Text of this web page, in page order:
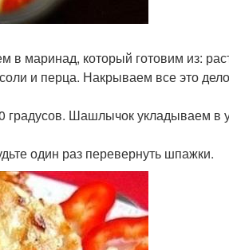
маринад, который готовим из:
и перца. Накрываем все это
градусов. Шашлычок укладываем в
один раз перевернуть шпажки.